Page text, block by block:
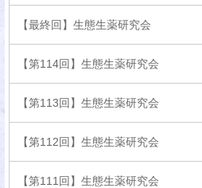
【最終回】生態生薬研究会
【第114回】生態生薬研究会
【第113回】生態生薬研究会
【第112回】生態生薬研究会
【第111回】生態生薬研究会